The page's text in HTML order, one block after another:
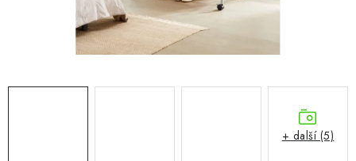
DOPLŇKY A DEKORACE
+ další (5)